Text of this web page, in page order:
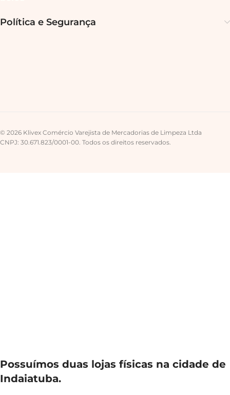
Política e Segurança
© 2026 Klivex Comércio Varejista de Mercadorias de Limpeza Ltda
CNPJ: 30.671.823/0001-00. Todos os direitos reservados.
Possuímos duas lojas físicas na cidade de
Indaiatuba.